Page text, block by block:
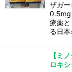
ザガ
0.5mg
療薬
る日
【ミ
ロキ